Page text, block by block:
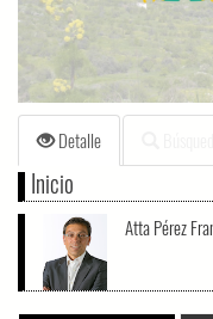
Detalle
Inicio
Atta Pérez